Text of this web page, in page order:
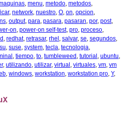
, menu, metodo, metodos,
, network, nuestro, O, on, opcion,
, output, para, pasara, pasaran, por, post,
on, power-on self-test, pro, proceso,
, redhat, retrasar, rhel , salvar, se, segundos,
su, suse, system, tecla, tecnologia,
, tiempo, to, tumbleweed , tutorial , ubuntu,
, utilizando, utilizar, virtual , virtuales, vm, vm
, windows, workstation, workstation pro, Y,